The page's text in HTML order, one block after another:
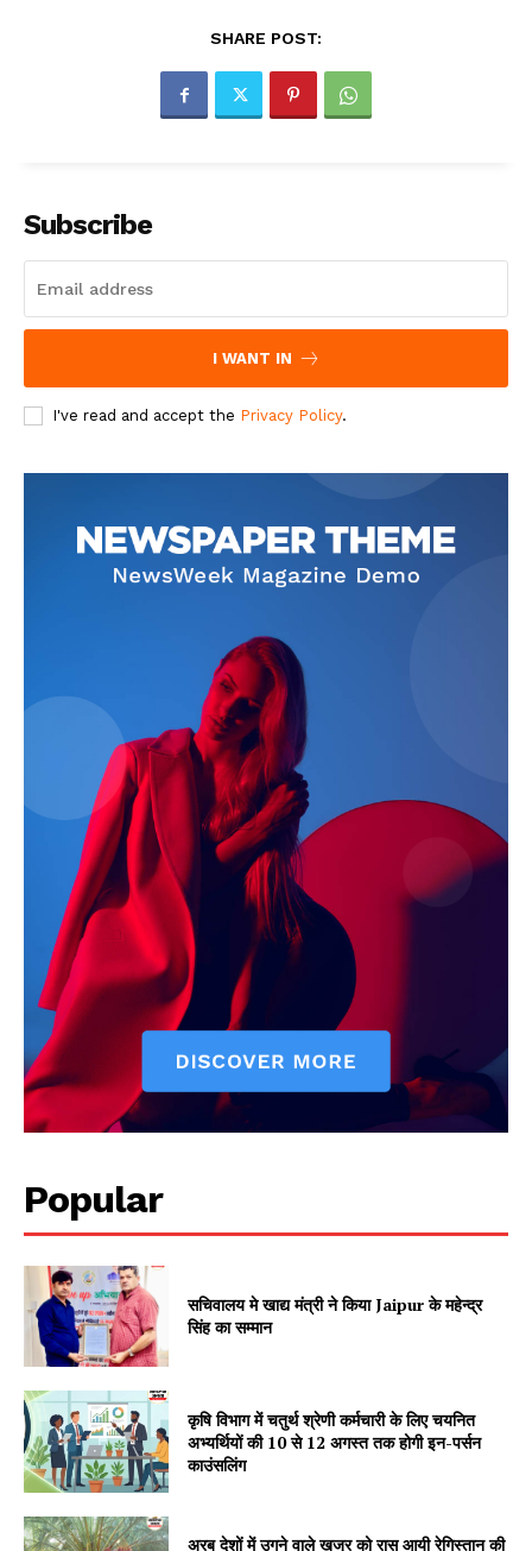
Vishwasniya Hindi Akhbaar
SHARE POST:
Subscribe
I WANT IN
I've read and accept the Privacy Policy.
Popular
सचिवालय मे खाद्य मंत्री ने किया Jaipur के महेन्द्र
सिंह का सम्मान
कृषि विभाग में चतुर्थ श्रेणी कर्मचारी के लिए चयनित
अभ्यर्थियों की 10 से 12 अगस्त तक होगी इन-पर्सन
काउंसलिंग
अरब देशों में उगने वाले खजूर को रास आयी रेगिस्तान की